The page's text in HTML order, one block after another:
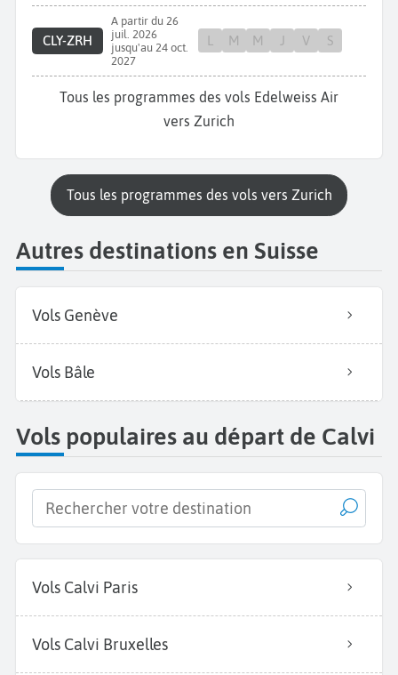
CLY-ZRH
A partir du 26
juil. 2026
jusqu'au 24 oct.
2027
L M M J V S
Tous les programmes des vols Edelweiss Air
vers Zurich
Tous les programmes des vols vers Zurich
Autres destinations en Suisse
Vols Genève
Vols Bâle
Vols populaires au départ de Calvi
Vols Calvi Paris
Vols Calvi Bruxelles